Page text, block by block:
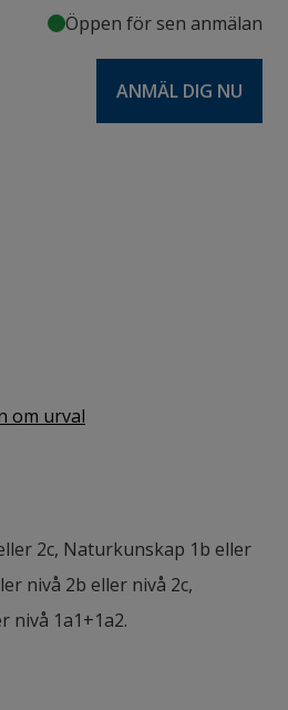
Öppen för sen anmälan
ANMÄL DIG NU
om urval
2c, Naturkunskap 1b eller
nivå 2b eller nivå 2c,
nivå 1a1+1a2.